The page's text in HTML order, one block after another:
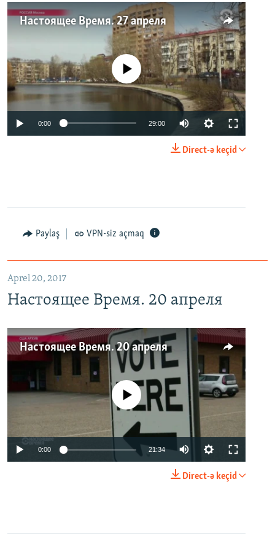
Настоящее Время. 27 апреля
No media source currently available
0:00 29:00
Direct-ə keçid
Paylaş VPN-siz açmaq
Aprel 20, 2017
Настоящее Время. 20 апреля
Настоящее Время. 20 апреля
No media source currently available
0:00 21:34
Direct-ə keçid